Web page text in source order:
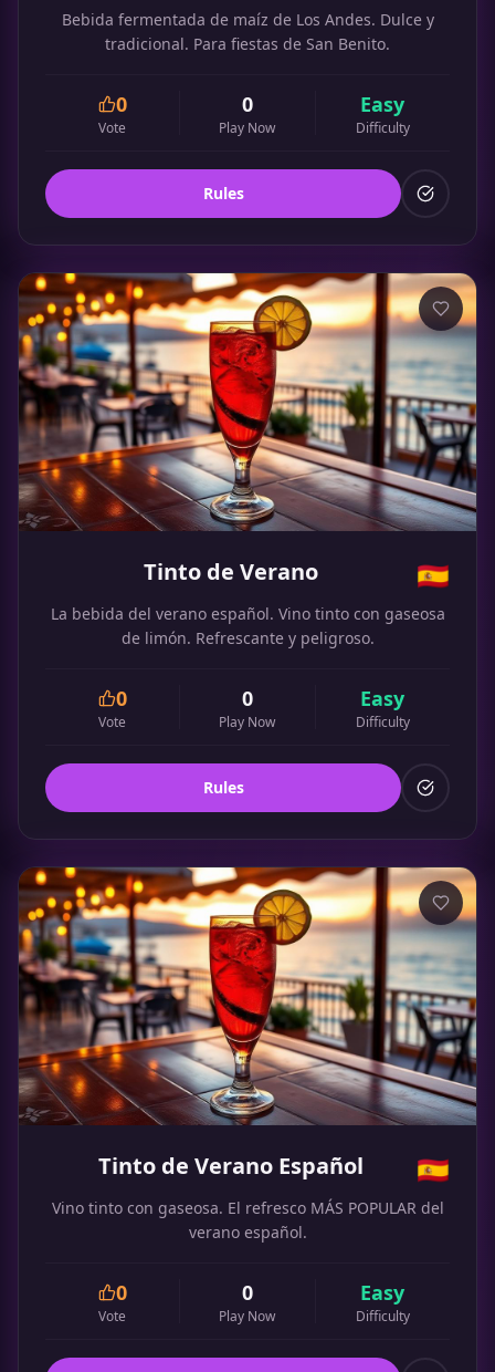
Bebida fermentada de maíz de Los Andes. Dulce y
tradicional. Para fiestas de San Benito.
0
Vote
0
Play Now
Easy
Difficulty
Rules
Tinto de Verano 🇪🇸
La bebida del verano español. Vino tinto con gaseosa
de limón. Refrescante y peligroso.
0
Vote
0
Play Now
Easy
Difficulty
Rules
Tinto de Verano Español 🇪🇸
Vino tinto con gaseosa. El refresco MÁS POPULAR del
verano español.
0
Vote
0
Play Now
Easy
Difficulty